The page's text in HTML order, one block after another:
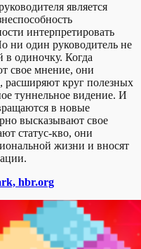
является
интерпретировать
ни один руководитель не
в одиночку. Когда
свое мнение, они
расширяют круг полезных
туннельное видение. И
в новые
высказывают свое
статус-кво, они
жизни и вносят
hbr.org